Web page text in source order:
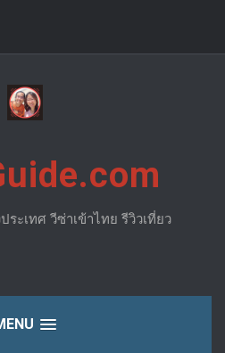
ะเทศ วีซ่าเข้าไทย รีวิวเที่ยว